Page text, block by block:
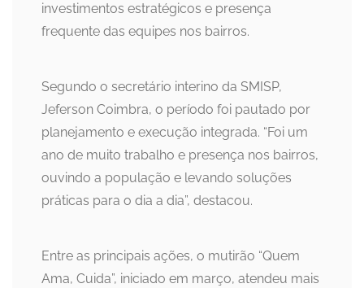
investimentos estratégicos e presença
frequente das equipes nos bairros.
Segundo o secretário interino da SMISP,
Jeferson Coimbra, o período foi pautado por
planejamento e execução integrada. “Foi um
ano de muito trabalho e presença nos bairros,
ouvindo a população e levando soluções
práticas para o dia a dia”, destacou.
Entre as principais ações, o mutirão “Quem
Ama, Cuida”, iniciado em março, atendeu mais